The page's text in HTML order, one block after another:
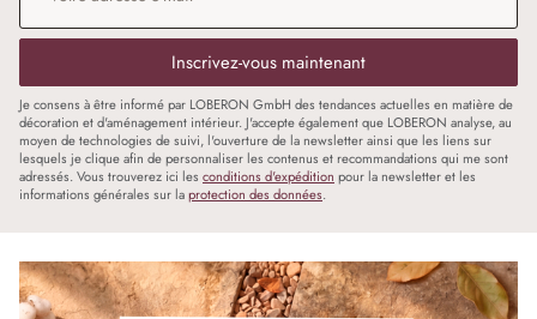
Inscrivez-vous maintenant
Je consens à être informé par LOBERON GmbH des tendances actuelles en matière de
décoration et d'aménagement intérieur. J'accepte également que LOBERON analyse, au
moyen de technologies de suivi, l'ouverture de la newsletter ainsi que les liens sur
lesquels je clique afin de personnaliser les contenus et recommandations qui me sont
adressés. Vous trouverez ici les conditions d'expédition pour la newsletter et les
informations générales sur laprotection des données.